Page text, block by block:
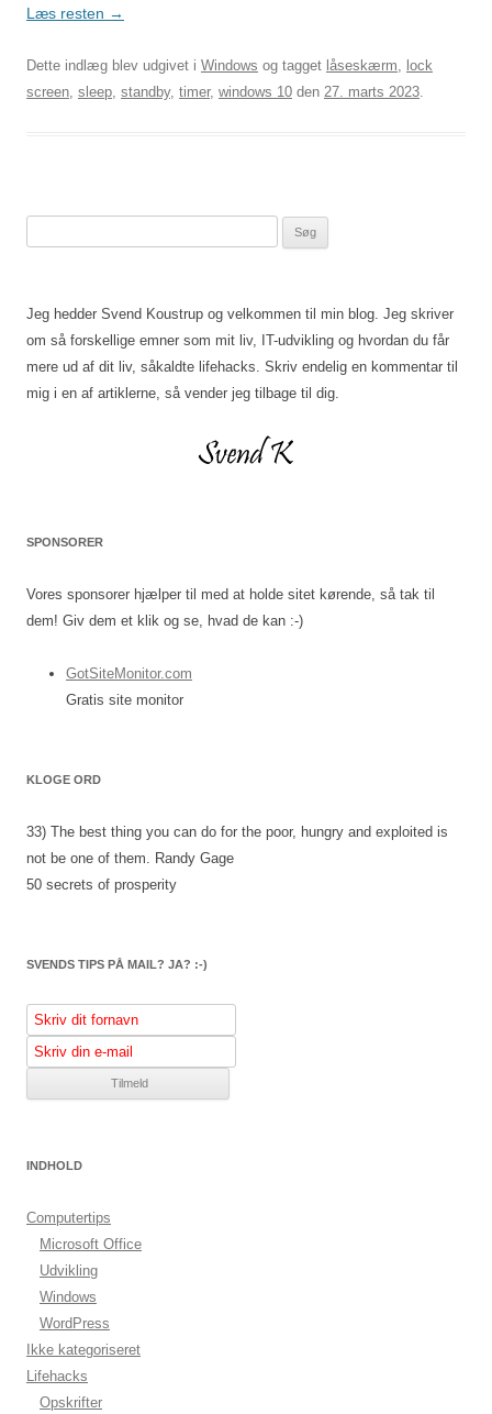
Læs resten →
Dette indlæg blev udgivet i Windows og tagget låseskærm
lock
screen sleep standby, timer, windows 10 den 27. marts 2023
Jeg hedder Svend Koustrup og velkommen til min blog. Jeg skriver
om så forskellige emner som mit liv, IT-udvikling og hvordan du får
mere ud af dit liv, såkaldte lifehacks. Skriv endelig en kommentar til
mig i en af artiklerne, så vender jeg tilbage til dig.
SPONSORER
Vores sponsorer hjælper til med at holde sitet kørende, så tak til
dem! Giv dem et klik og se, hvad de kan :-)
GotSiteMonitor.com
Gratis site monitor
KLOGE ORD
33) The best thing you can do for the poor, hungry and exploited is
not be one of them.
Randy Gage
50 secrets of prosperity
SVENDS TIPS PÅ MAIL? JA? :-)
INDHOLD
Computertips
Microsoft Office
Udvikling
Windows
WordPress
Ikke kategoriseret
Lifehacks
Opskrifter